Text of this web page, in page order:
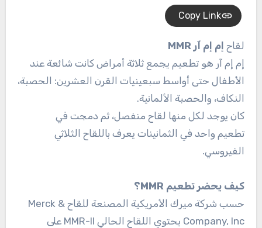
Copy Link
لقاحإم إم آر MMR
إم إم آر هو تطعيم يجمع ثلاثة أمراض كانت شائعة عند
الأطفال حتى أواسط سبعينيات القرن العشرين: الحصبة،
النكاف، والحصبة الألمانية.
كان يوجد لكل منها لقاح منفصل، ثم دمجت في
تطعيم واحد في الثمانينات يعرف باللقاح الثلاثي
الفيروسي.
كيف يحضر تطعيم MMR؟
حسب شركة ميرك الأمريكية المصنعة للقاح Merck &
Company, Inc يحتوي اللقاح الحالي MMR-II على